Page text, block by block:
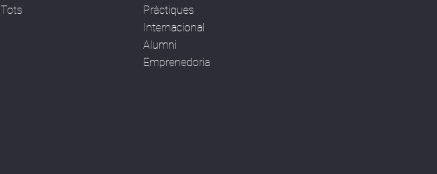
Tots
Pràctiques
Internacional
Alumni
Emprenedoria